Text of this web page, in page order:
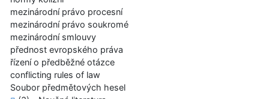
mezinárodní právo procesní
mezinárodní právo soukromé
mezinárodní smlouvy
přednost evropského práva
řízení o předběžné otázce
conflicting rules of law
Soubor předmětových hesel